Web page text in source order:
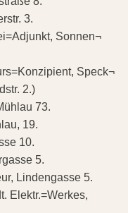
3.
Sonnen¬
Speck¬
2.)
73.
19.
10.
5.
Lindengasse 5.
Elektr.=Werkes,